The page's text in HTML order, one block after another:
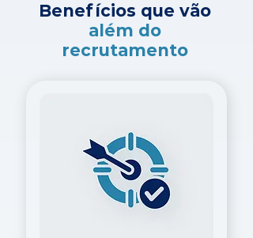
Benefícios que vão
além do
recrutamento